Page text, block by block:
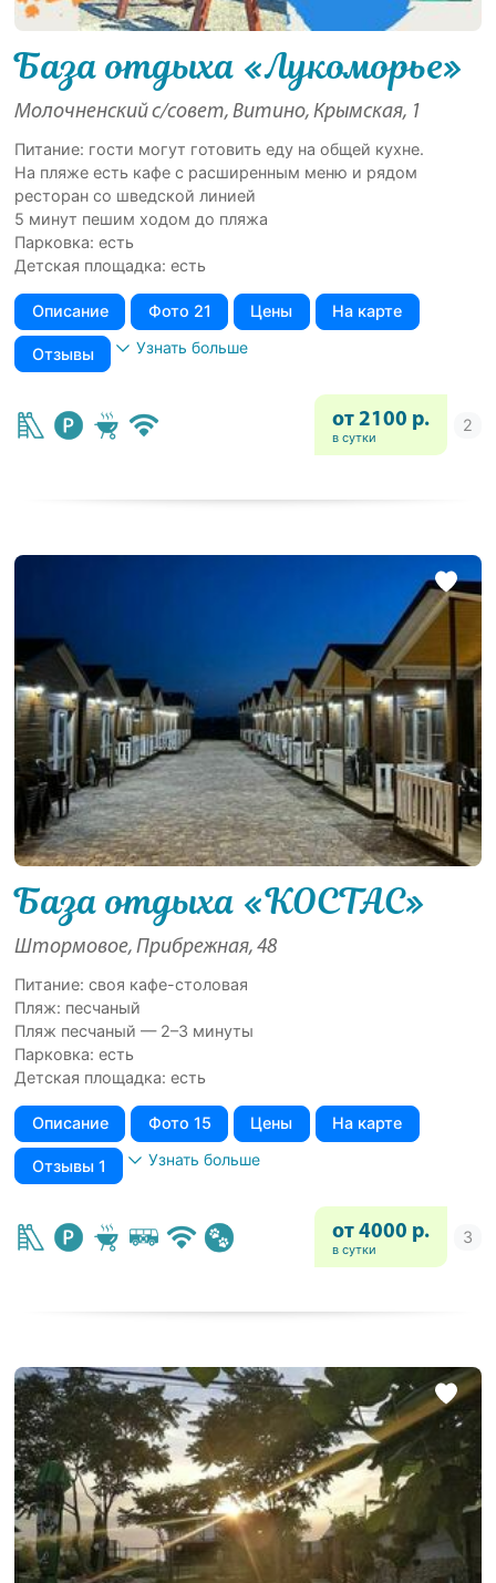
База отдыха «Лукоморье»
Молочненский с/совет, Витино, Крымская, 1
Питание: гости могут готовить еду на общей кухне.
На пляже есть кафе с расширенным меню и рядом
ресторан со шведской линией
5 минут пешим ходом до пляжа
Парковка: есть
Детская площадка: есть
Описание Фото 21 Цены На карте
Отзывы Узнать больше
от 2100 р.
в сутки
База отдыха «КОСТАС»
Штормовое, Прибрежная, 48
Питание: своя кафе-столовая
Пляж: песчаный
Пляж песчаный — 2–3 минуты
Парковка: есть
Детская площадка: есть
Описание Фото 15 Цены На карте
Отзывы 1 Узнать больше
от 4000 р.
в сутки